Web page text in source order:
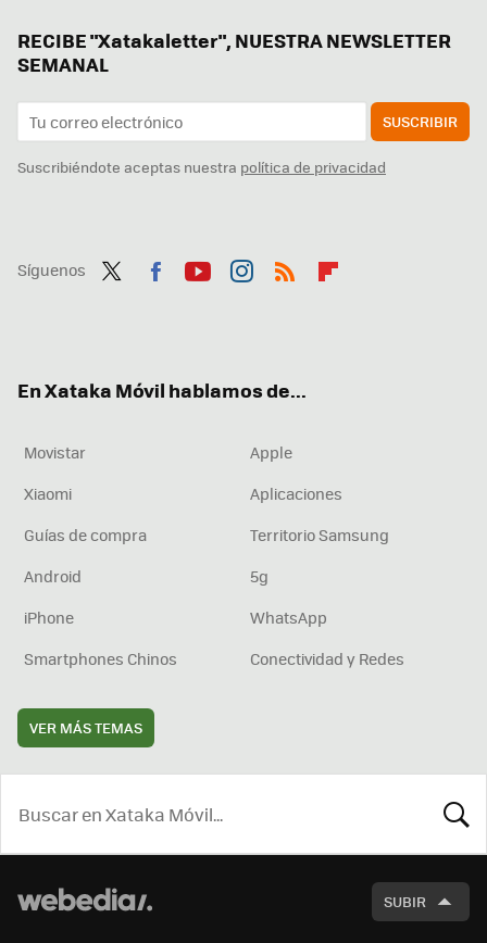
RECIBE "Xatakaletter", NUESTRA NEWSLETTER
SEMANAL
SUSCRIBIR
Suscribiéndote aceptas nuestra política de privacidad
Síguenos
En Xataka Móvil hablamos de...
Movistar
Apple
Xiaomi
Aplicaciones
Guías de compra
Territorio Samsung
Android
5g
iPhone
WhatsApp
Smartphones Chinos
Conectividad y Redes
VER MÁS TEMAS
SUBIR